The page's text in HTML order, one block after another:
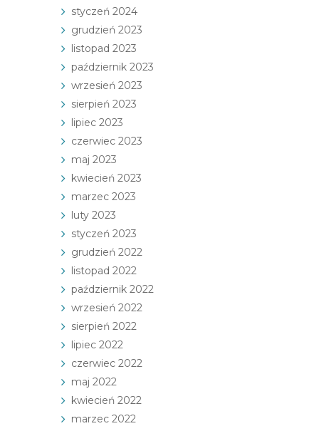
styczeń 2024
grudzień 2023
listopad 2023
październik 2023
wrzesień 2023
sierpień 2023
lipiec 2023
czerwiec 2023
maj 2023
kwiecień 2023
marzec 2023
luty 2023
styczeń 2023
grudzień 2022
listopad 2022
październik 2022
wrzesień 2022
sierpień 2022
lipiec 2022
czerwiec 2022
maj 2022
kwiecień 2022
marzec 2022